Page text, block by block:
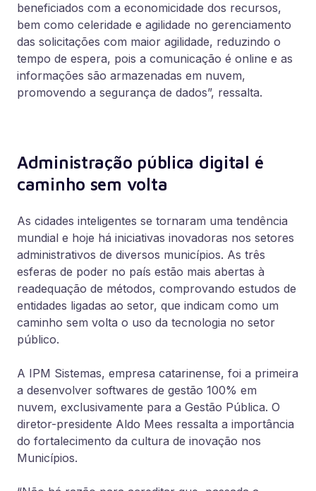
beneficiados com a economicidade dos recursos,
bem como celeridade e agilidade no gerenciamento
das solicitações com maior agilidade, reduzindo o
tempo de espera, pois a comunicação é online e as
informações são armazenadas em nuvem,
promovendo a segurança de dados”, ressalta.
Administração pública digital é
caminho sem volta
As cidades inteligentes se tornaram uma tendência
mundial e hoje há iniciativas inovadoras nos setores
administrativos de diversos municípios. As três
esferas de poder no país estão mais abertas à
readequação de métodos, comprovando estudos de
entidades ligadas ao setor, que indicam como um
caminho sem volta o uso da tecnologia no setor
público.
A IPM Sistemas, empresa catarinense, foi a primeira
a desenvolver softwares de gestão 100% em
nuvem, exclusivamente para a Gestão Pública. O
diretor-presidente Aldo Mees ressalta a importância
do fortalecimento da cultura de inovação nos
Municípios.